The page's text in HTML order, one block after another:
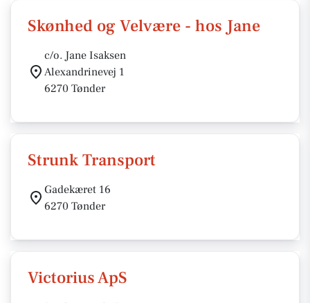
Skønhed og Velvære - hos Jane
c/o. Jane Isaksen
Alexandrinevej 1
6270 Tønder
Strunk Transport
Gadekæret 16
6270 Tønder
Victorius ApS